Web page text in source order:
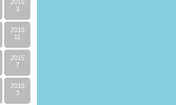
2016
3
2015
11
2015
7
2015
3